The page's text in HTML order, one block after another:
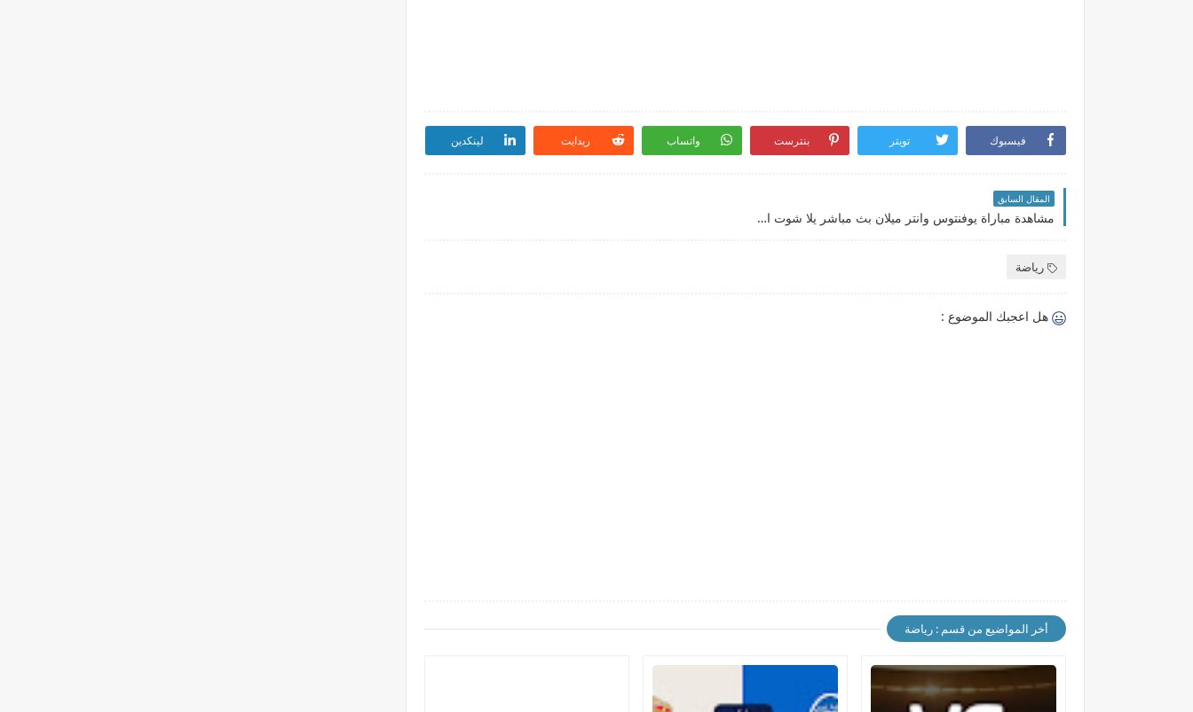
فيسبوك تويتر بنترست واتساب ريدايت لينكدين
المقال السابق
مشاهدة مباراة يوفنتوس وانتر ميلان بث مباشر يلا شوت الجديد 2-2-2021 كأس إيطاليا
رياضة
هل اعجبك الموضوع :
أخر المواضيع من قسم : رياضة